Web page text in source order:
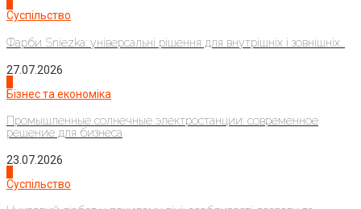
Суспільство
Фарби Sniezka: універсальні рішення для внутрішніх і зовнішніх...
27.07.2026
Бізнес та економіка
Промышленные солнечные электростанции: современное
решение для бизнеса
23.07.2026
Суспільство